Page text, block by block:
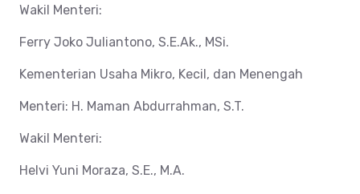
Wakil Menteri:
Ferry Joko Juliantono, S.E.Ak., MSi.
Kementerian Usaha Mikro, Kecil, dan Menengah
Menteri: H. Maman Abdurrahman, S.T.
Wakil Menteri:
Helvi Yuni Moraza, S.E., M.A.